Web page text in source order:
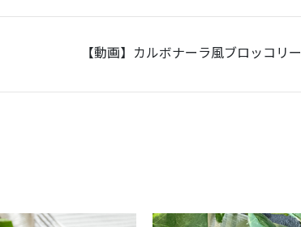
【動画】カルボナーラ風ブロッコリー